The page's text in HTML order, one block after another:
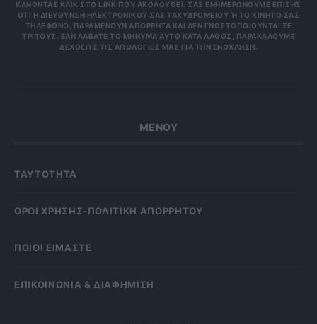
ΟΝΤΑΣ ΚΛΙΚ ΣΤΟ LINK ΠΟΥ ΑΚΟΛΟΥΘΕΊ. ΣΑΣ ΕΝΗΜΕΡΏΝΟΥΜΕ ΕΠΊΣΗΣ ΌΤΙ
Η ΔΙΕΎΘΥΝΣΗ ΗΛΕΚΤΡΟΝΙΚΟΎ ΣΑΣ ΤΑΧΥΔΡΟΜΕΊΟΥ Ή ΤΟ ΚΙΝΗΤΌ ΣΑΣ ΤΗΛΈ
ΦΩΝΟ, ΠΑΡΑΜΈΝΟΥΝ ΑΠΌΡΡΗΤΑ ΚΑΙ ΔΕΝ ΓΝΩΣΤΟΠΟΙΟΎΝΤΑΙ ΣΕ ΤΡΊΤ
ΟΥΣ. ΕΆΝ ΛΆΒΑΤΕ ΤΟ ΜΉΝΥΜΑ ΑΥΤΌ ΚΑΤΆ ΛΆΘΟΣ, ΠΑΡΑΚΑΛΟΎΜΕ ΔΕΧΘ
ΕΊΤΕ ΤΙΣ ΑΠΟΛΟΓΊΕΣ ΜΑΣ ΓΙΑ ΤΗΝ ΕΝΌΧΛΗΣΗ.
ΜΕΝΟΥ
ΤΑΥΤΟΤΗΤΑ
OΡΟΙ ΧΡΗΣΗΣ-ΠΟΛΙΤΙΚΗ ΑΠΟΡΡΗΤΟΥ
ΠΟΙΟΙ ΕΙΜΑΣΤΕ
ΕΠΙΚΟΙΝΩΝΙΑ & ΔΙΑΦΗΜΙΣΗ